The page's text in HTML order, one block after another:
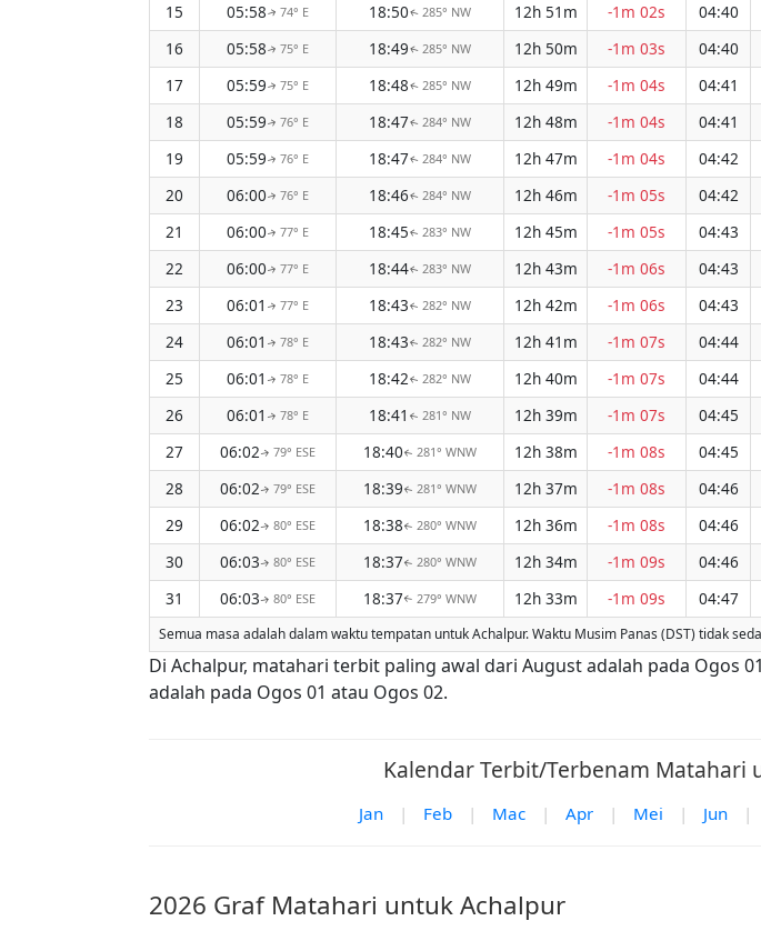
15
05:58↑ 74° E 18:50↑ 285° NW 12h 51m -1m 02s 04:40
16
05:58↑ 75° E 18:49↑ 285° NW 12h 50m -1m 03s 04:40
17
05:59↑ 75° E 18:48↑ 285° NW 12h 49m -1m 04s 04:41
18
05:59↑ 76° E 18:47↑ 284° NW 12h 48m -1m 04s 04:41
19
05:59↑ 76° E 18:47↑ 284° NW 12h 47m -1m 04s 04:42
20
06:00↑ 76° E 18:46↑ 284° NW 12h 46m -1m 05s 04:42
21
06:00↑ 77° E 18:45↑ 283° NW 12h 45m -1m 05s 04:43
22
06:00↑ 77° E 18:44↑ 283° NW 12h 43m -1m 06s 04:43
23
06:01 ↑ 77° E 18:43↑ 282° NW 12h 42m -1m 06s 04:43
24
06:01 ↑ 78° E 18:43↑ 282° NW 12h 41m -1m 07s 04:44
25
06:01 ↑ 78° E 18:42↑ 282° NW 12h 40m -1m 07s 04:44
26
06:01 ↑ 78° E 18:41 ↑ 281° NW 12h 39m -1m 07s 04:45
27
06:02↑ 79° ESE 18:40↑ 281° WNW 12h 38m -1m 08s 04:45
28
06:02↑ 79° ESE 18:39↑ 281° WNW 12h 37m -1m 08s 04:46
29
06:02↑ 80° ESE 18:38↑ 280° WNW 12h 36m -1m 08s 04:46
30
06:03↑ 80° ESE 18:37↑ 280° WNW 12h 34m -1m 09s 04:46
31
06:03↑ 80° ESE 18:37↑ 279° WNW 12h 33m -1m 09s 04:47
Semua masa adalah dalam waktu tempatan untuk Achalpur. Waktu Musim Panas (DST) tidak
Di Achalpur, matahari terbit paling awal dari August adalah pada Ogos
adalah pada Ogos 01 atau Ogos 02.
Kalendar Terbit/Terbenam Matahari
Jan | Feb | Mac | Apr | Mei | Jun |
2026 Graf Matahari untuk Achalpur